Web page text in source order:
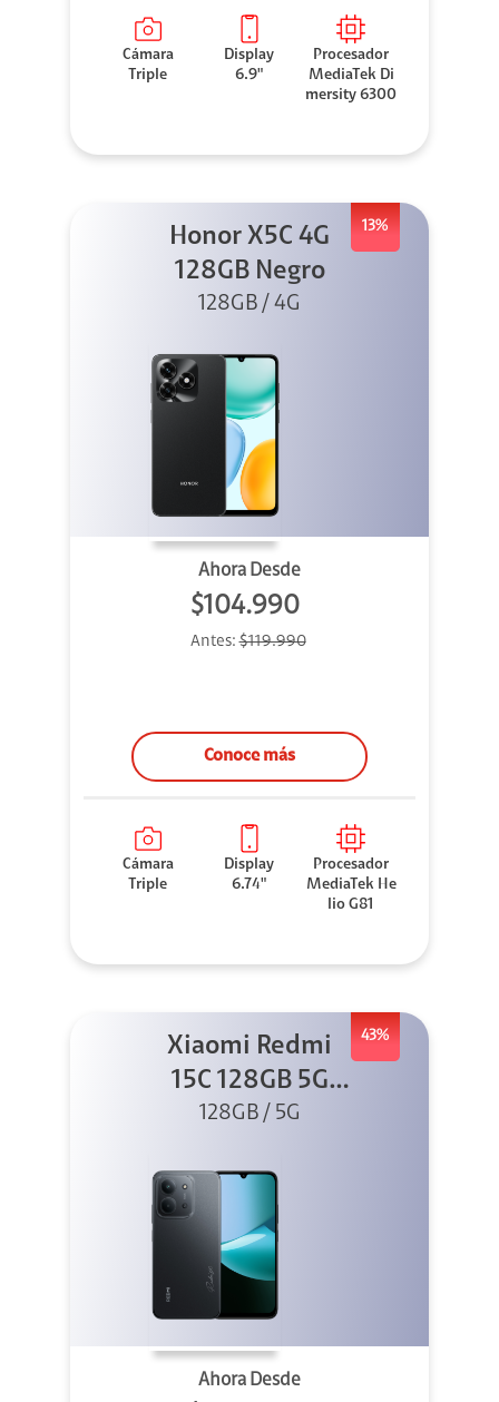
Cámara
Triple
Display
6.9"
Procesador
MediaTek Di
mersity 6300
13%
Honor X5C 4G
128GB Negro
128GB / 4G
Ahora Desde
$104.990
Antes:$119.990
Conoce más
Cámara
Triple
Display
6.74"
Procesador
MediaTek He
lio G81
43%
Xiaomi Redmi
15C 128GB 5G
Negro
128GB / 5G
Ahora Desde